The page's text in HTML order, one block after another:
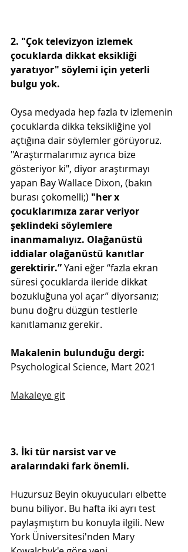
2. "Çok televizyon izlemek
çocuklarda dikkat eksikliği
yaratıyor" söylemi için yeterli
bulgu yok.
Oysa medyada hep fazla tv izlemenin
çocuklarda dikka teksikliğine yol
açtığına dair söylemler görüyoruz.
"Araştırmalarımız ayrıca bize
gösteriyor ki", diyor araştırmayı
yapan Bay Wallace Dixon, (bakın
burası çokomelli;) "her x
çocuklarımıza zarar veriyor
şeklindeki söylemlere
inanmamalıyız. Olağanüstü
iddialar olağanüstü kanıtlar
gerektirir.” Yani eğer “fazla ekran
süresi çocuklarda ileride dikkat
bozukluğuna yol açar” diyorsanız;
bunu doğru düzgün testlerle
kanıtlamanız gerekir.
Makalenin bulunduğu dergi:
Psychological Science, Mart 2021
Makaleye git
3. İki tür narsist var ve
aralarındaki fark önemli.
Huzursuz Beyin okuyucuları elbette
bunu biliyor. Bu hafta iki ayrı test
paylaşmıştım bu konuyla ilgili. New
York Üniversitesi'nden Mary